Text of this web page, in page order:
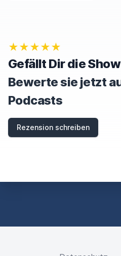
★★★★★
Gefällt Dir die
Bewerte sie jetzt
Podcasts
Rezension schreiben